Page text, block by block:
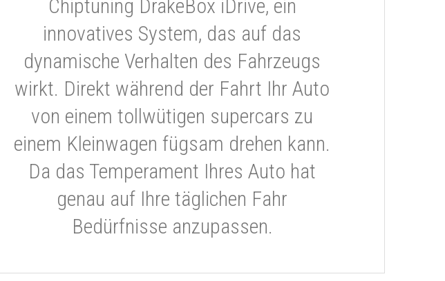
Chiptuning DrakeBox iDrive, ein
innovatives System, das auf das
dynamische Verhalten des Fahrzeugs
wirkt. Direkt während der Fahrt Ihr Auto
von einem tollwütigen supercars zu
einem Kleinwagen fügsam drehen kann.
Da das Temperament Ihres Auto hat
genau auf Ihre täglichen Fahr
Bedürfnisse anzupassen.